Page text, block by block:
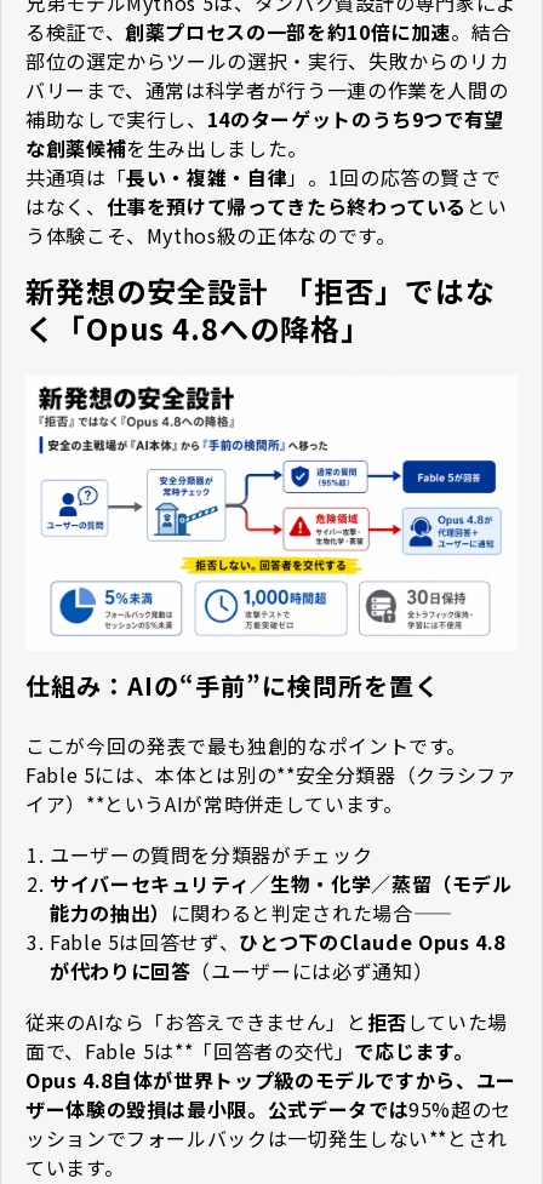
る検証で、創薬プロセスの一部を約10倍に加速。結合
部位の選定からツールの選択・実行、失敗からのリカ
バリーまで、通常は科学者が行う一連の作業を人間の
補助なしで実行し、 14のターゲットのうち9つで有望
な創薬候補を生み出しました。
共通項は「長い・複雑・自律」。1回の応答の賢さで
はなく、 仕事を預けて帰ってきたら終わっている とい
う体験こそ、Mythos級の正体なのです。
新発想の安全設計 ―― 「拒否」ではな
く「Opus 4.8への降格」
仕組み：AIの“手前”に検問所を置く
ここが今回の発表で最も独創的なポイントです。
Fable 5には、本体とは別の**安全分類器（クラシファ
イア）**というAIが常時併走しています。
ユーザーの質問を分類器がチェック
サイバーセキュリティ／生物・化学／蒸留（モデル
能力の抽出） に関わると判定された場合——
Fable 5は回答せず、 ひとつ下のClaude Opus 4.8
が代わりに回答 （ユーザーには必ず通知）
従来のAIなら「お答えできません」と 拒否していた場
面で、Fable 5は**「回答者の交代」 で応じます。
Opus 4.8自体が世界トップ級のモデルですから、ユー
ザー体験の毀損は最小限。公式データでは95%超のセ
ッションでフォールバックは一切発生しない**とされ
ています。